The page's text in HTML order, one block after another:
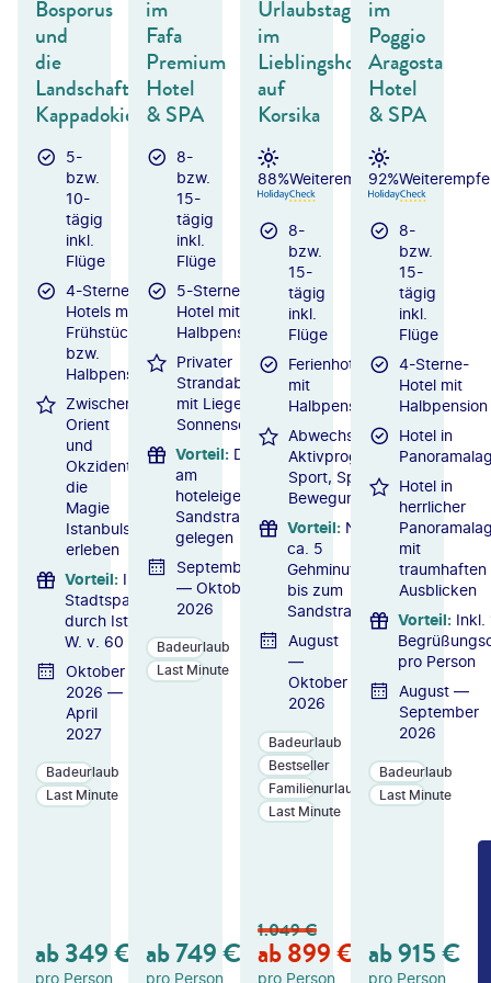
Bosporus
und
die
Landschaften
Kappadokiens
5-
bzw.
10-
tägig
inkl.
Flüge
4-Sterne-
Hotels mit
Frühstück
bzw.
Halbpension
Zwischen
Orient
und
Okzident
die
Magie
Istanbuls
erleben
Vorteil: Inkl.
Stadtspaziergang
durch Istanbul i.
W. v. 60 € p. P.
Oktober
2026 —
April
2027
Badeurlaub
Last Minute
ab349€
pro Person
B
OT
im
Fafa
Premium
Hotel
& SPA
8-
bzw.
15-
tägig
inkl.
Flüge
5-Sterne-
Hotel mit
Halbpension
Privater
Strandabschnitt
mit Liegen und
Sonnenschirmen
Vorteil: Direkt
am
hoteleigenen
Sandstrand
gelegen
September
— Oktober
2026
Badeurlaub
Last Minute
ab749€
pro Person
GE
B
OT
Urlaubstage
im
Lieblingshotel
auf
Korsika
Weiterempfehlung
88%
8-
bzw.
15-
tägig
inkl.
Flüge
Ferienhotel
mit
Halbpension
Abwechslungsreiches
Aktivprogramm mit
Sport, Spiel und
Bewegung
Vorteil: Nur
ca. 5
Gehminuten
bis zum
Sandstrand
August
—
Oktober
2026
Badeurlaub
Bestseller
Familienurlaub
Last Minute
1.049€
ab899€
pro Person
B
OT
im
Poggio
Aragosta
Hotel
& SPA
92%
8-
bzw.
15-
tägig
inkl.
Flüge
4-Sterne-
Hotel mit
Halbpension
Hotel in
Hotel in
herrlicher
mit
traumhaften
Ausblicken
Vorteil: Inkl.
pro Person
August —
September
2026
Badeurlaub
Last Minute
ab915€
pro Person